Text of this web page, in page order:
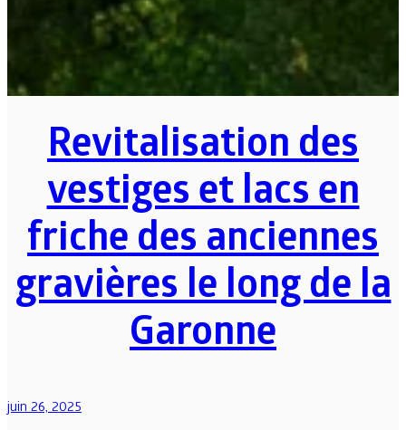
Revitalisation des
vestiges et lacs en
friche des anciennes
gravières le long de la
Garonne
juin 26, 2025